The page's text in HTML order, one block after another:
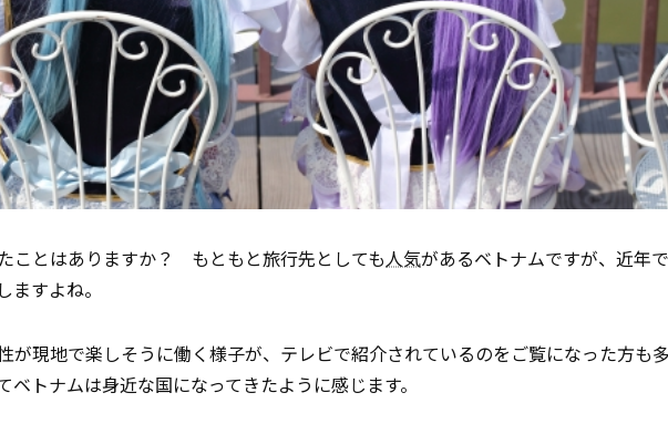
ことはありますか？ もともと旅行先としても人気があるベトナムですが、近年
すよね。
が現地で楽しそうに働く様子が、テレビで紹介されているのをご覧になった方も
トナムは身近な国になってきたように感じます。